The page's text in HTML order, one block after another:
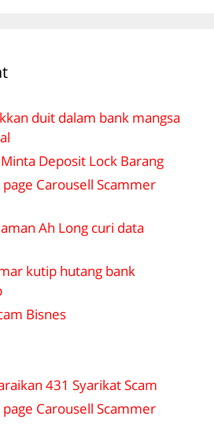
duit dalam bank mangsa
Deposit Lock Barang
Carousell Scammer
Ah Long curi data
kutip hutang bank
Bisnes
431 Syarikat Scam
Carousell Scammer